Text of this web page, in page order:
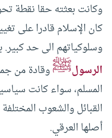
وكانت بعثته حقا نقطة
كان الإسلام قادرا على
وسلوكياتهم الى حد
الرسولﷺوقادة من
المسلم، سواء كانت
القبائل والشعوب
أصلها العرقي.